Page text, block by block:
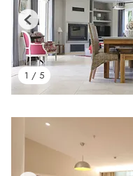
1 / 5
Previous